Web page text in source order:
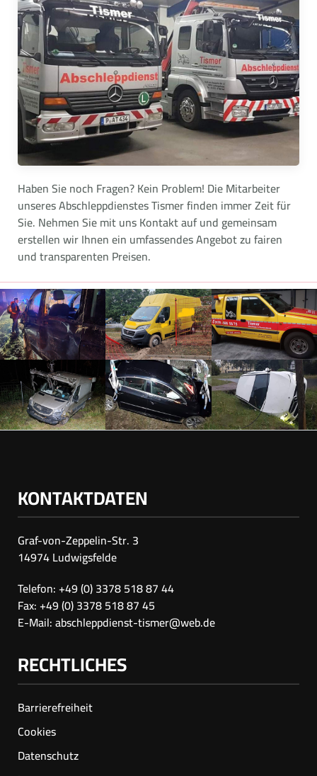
Haben Sie noch Fragen? Kein Problem! Die Mitarbeiter
unseres Abschleppdienstes Tismer finden immer Zeit für
Sie. Nehmen Sie mit uns Kontakt auf und gemeinsam
erstellen wir Ihnen ein umfassendes Angebot zu fairen
und transparenten Preisen.
KONTAKTDATEN
Graf-von-Zeppelin-Str. 3
14974 Ludwigsfelde
Telefon: +49 (0) 3378 518 87 44
Fax: +49 (0) 3378 518 87 45
E-Mail:abschleppdienst-tismer@web.de
RECHTLICHES
Barrierefreiheit
Cookies
Datenschutz